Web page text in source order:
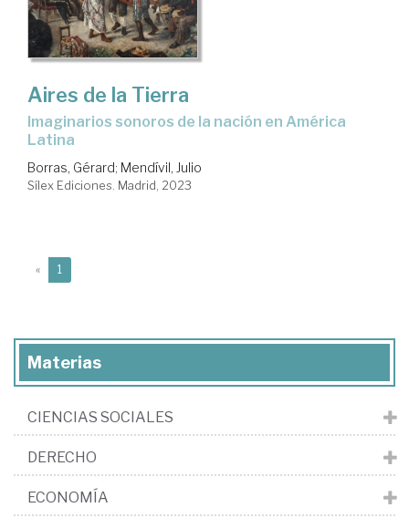
Aires de la Tierra
imaginarios sonoros de la nación en América
Latina
Borras, Gérard; Mendívil, Julio
Sílex Ediciones. Madrid, 2023
« 1
Materias
CIENCIAS SOCIALES
DERECHO
ECONOMÍA